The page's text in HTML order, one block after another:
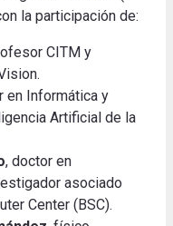
la participación de:
CITM y
en Informática y
Artificial de la
, doctor en
asociado
Center (BSC).